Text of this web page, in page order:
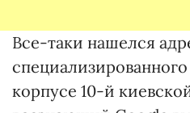
Все-таки нашелся
корпусе 10-й